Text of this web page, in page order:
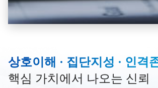
상호이해 · 집단지성 · 인격
핵심 가치에서 나오는 신뢰